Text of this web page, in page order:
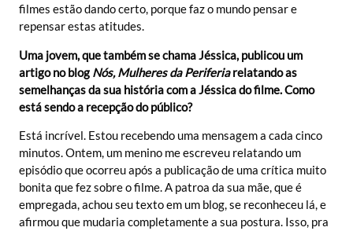
filmes estão dando certo, porque faz o mundo pensar e
repensar estas atitudes.
Uma jovem, que também se chama Jéssica, publicou um
artigo no blog Nós, Mulheres da Periferiarelatando as
semelhanças da sua história com a Jéssica do filme. Como
está sendo a recepção do público?
Está incrível. Estou recebendo uma mensagem a cada cinco
minutos. Ontem, um menino me escreveu relatando um
episódio que ocorreu após a publicação de uma crítica muito
bonita que fez sobre o filme. A patroa da sua mãe, que é
empregada, achou seu texto em um blog, se reconheceu lá, e
afirmou que mudaria completamente a sua postura. Isso, pra